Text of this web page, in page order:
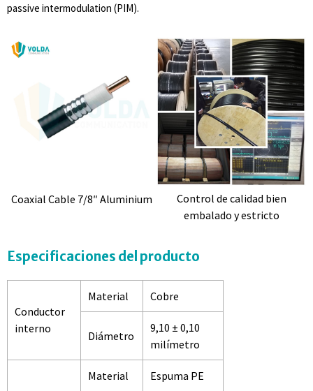
passive intermodulation (PIM).
Coaxial Cable 7/8″ Aluminium
Control de calidad bien
embalado y estricto
Especificaciones del producto
Conductor
interno
Material Cobre
Diámetro
9,10 ± 0,10
milímetro
Material Espuma PE